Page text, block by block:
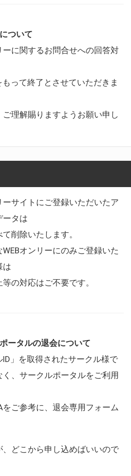
ついて
ーに関するお問合せへの回答対
って終了とさせていただきま
理解賜りますようお願い申し
ーサイトにご登録いただいたア
ータは
削除いたします。
オンリーにのみご登録いた
は
の対応はご不要です。
ータルの退会について
ID」を取得されたサークル様で
、サークルポータルをご利用
ご参考に、退会専用フォーム
どこから申し込めばいいので